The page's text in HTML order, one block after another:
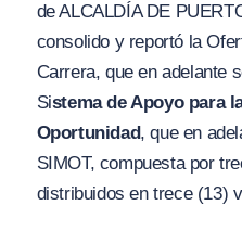
de ALCALDÍA DE
consolido y reportó la
Carrera, que en adelante
Sistema de Apoyo para
Oportunidad, que en
SIMOT, compuesta por
distribuidos en trece (13)